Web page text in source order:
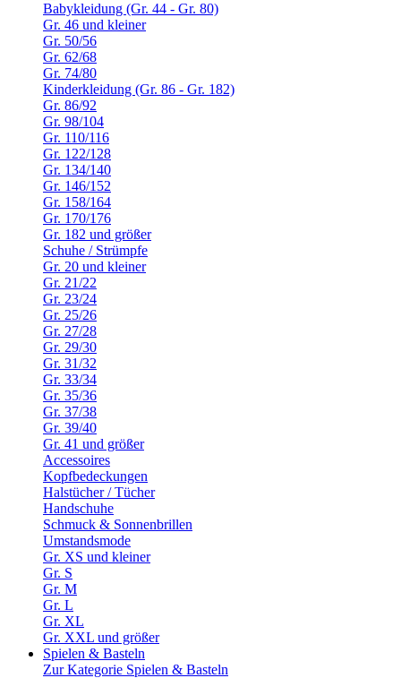
Babykleidung (Gr. 44 - Gr. 80)
Gr. 46 und kleiner
Gr. 50/56
Gr. 62/68
Gr. 74/80
Kinderkleidung (Gr. 86 - Gr. 182)
Gr. 86/92
Gr. 98/104
Gr. 110/116
Gr. 122/128
Gr. 134/140
Gr. 146/152
Gr. 158/164
Gr. 170/176
Gr. 182 und größer
Schuhe / Strümpfe
Gr. 20 und kleiner
Gr. 21/22
Gr. 23/24
Gr. 25/26
Gr. 27/28
Gr. 29/30
Gr. 31/32
Gr. 33/34
Gr. 35/36
Gr. 37/38
Gr. 39/40
Gr. 41 und größer
Accessoires
Kopfbedeckungen
Halstücher / Tücher
Handschuhe
Schmuck & Sonnenbrillen
Umstandsmode
Gr. XS und kleiner
Gr. S
Gr. M
Gr. L
Gr. XL
Gr. XXL und größer
Spielen & Basteln
Zur Kategorie Spielen & Basteln